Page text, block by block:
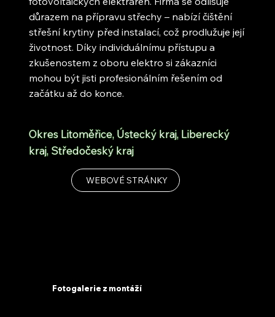
důrazem na přípravu střechy – nabízí čištění
střešní krytiny před instalací, což prodlužuje její
životnost. Díky individuálnímu přístupu a
zkušenostem z oboru elektro si zákazníci
mohou být jisti profesionálním řešením od
začátku až do konce.
Okres Litoměřice, Ústecký kraj, Liberecký
kraj, Středočeský kraj
WEBOVÉ STRÁNKY
Fotogalerie z montáží